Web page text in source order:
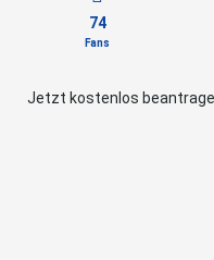
74
Fans
Jetzt kostenlos